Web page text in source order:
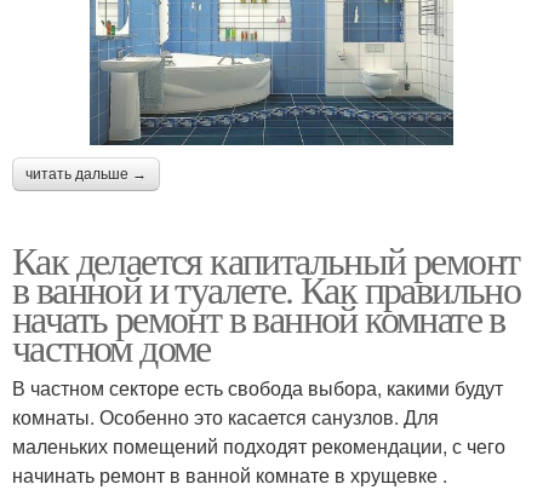
читать дальше →
Как делается капитальный ремонт
в ванной и туалете. Как правильно
начать ремонт в ванной комнате в
частном доме
В частном секторе есть свобода выбора, какими будут
комнаты. Особенно это касается санузлов. Для
маленьких помещений подходят рекомендации, с чего
начинать ремонт в ванной комнате в хрущевке .